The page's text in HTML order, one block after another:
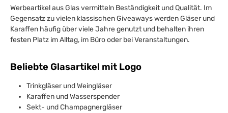
Werbeartikel aus Glas vermitteln Beständigkeit und Qualität. Im
Gegensatz zu vielen klassischen Giveaways werden Gläser und
Karaffen häufig über viele Jahre genutzt und behalten ihren
festen Platz im Alltag, im Büro oder bei Veranstaltungen.
Beliebte Glasartikel mit Logo
Trinkgläser und Weingläser
Karaffen und Wasserspender
Sekt- und Champagnergläser